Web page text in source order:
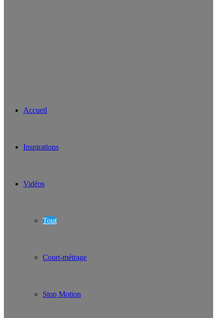
Accueil
Inspirations
Vidéos
Tout
Court-métrage
Stop Motion